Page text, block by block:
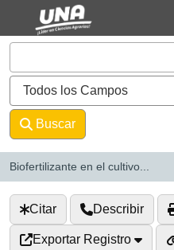
Saltar al contenido
VuFind
Buscar
Biofertilizante en el cultivo...
Citar Describir
Exportar Registro